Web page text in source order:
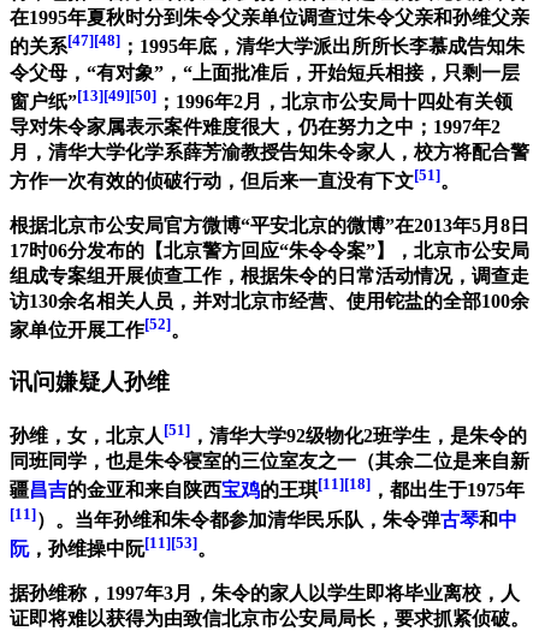
在1995年夏秋时分到朱令父亲单位调查过朱令父亲和孙维父亲
的关系[47][48] ；1995年底，清华大学派出所所长李慕成告知朱
令父母，“有对象”，“上面批准后，开始短兵相接，只剩一层
窗户纸”[13][49][50] ；1996年2月，北京市公安局十四处有关领
导对朱令家属表示案件难度很大，仍在努力之中；1997年2
月，清华大学化学系薛芳渝教授告知朱令家人，校方将配合警
方作一次有效的侦破行动，但后来一直没有下文[51]。
根据北京市公安局官方微博“平安北京的微博”在2013年5月8日
17时06分发布的【北京警方回应“朱令令案”】，北京市公安局
组成专案组开展侦查工作，根据朱令的日常活动情况，调查走
访130余名相关人员，并对北京市经营、使用铊盐的全部100余
家单位开展工作[52]。
讯问嫌疑人孙维
孙维，女，北京人[51] ，清华大学92级物化2班学生，是朱令的
同班同学，也是朱令寝室的三位室友之一（其余二位是来自新
疆昌吉的金亚和来自陕西宝鸡的王琪[11][18] ，都出生于1975年
[11]）。当年孙维和朱令都参加清华民乐队，朱令弹古琴和中
阮，孙维操中阮[11][53]。
据孙维称，1997年3月，朱令的家人以学生即将毕业离校，人
证即将难以获得为由致信北京市公安局局长，要求抓紧侦破。